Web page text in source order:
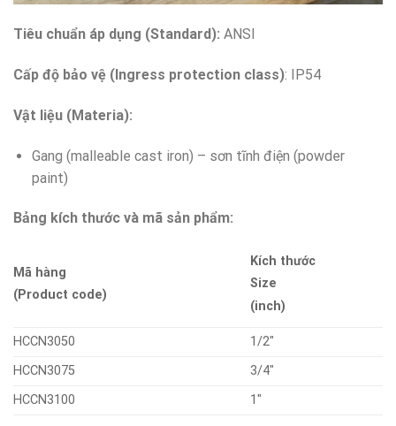
Tiêu chuẩn áp dụng (Standard): ANSI
Cấp độ bảo vệ (Ingress protection class): IP54
Vật liệu (Materia):
Gang (malleable cast iron) – sơn tĩnh điện (powder
paint)
Bảng kích thước và mã sản phẩm:
Mã hàng
(Product code)
Kích thước
Size
(inch)
HCCN3050
1/2″
HCCN3075
3/4″
HCCN3100
1″